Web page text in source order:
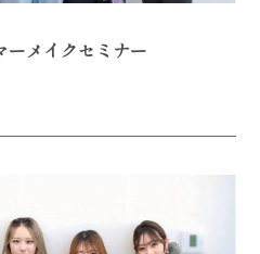
ーメイクセミナー